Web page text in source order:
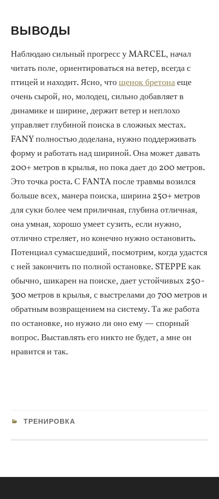
ВЫВОДЫ
Наблюдаю сильный прогресс у MARCEL, начал
читать поле, ориентироваться на ветер, всегда с
птицей и находит. Ясно, чтощенок бретонаеще
очень сырой, но, молодец, сильно добавляет в
динамике и ширине, держит ветер и неплохо
управляет глубиной поиска в сложных местах.
FANY полностью доделана, нужно поддерживать
форму и работать над шириной. Она может давать
200+ метров в крылья, но пока дает до 200 метров.
Это точка роста. С FANTA после травмы возился
больше всех, манера поиска, ширина 250+ метров
для суки более чем приличная, глубина отличная,
она умная, хорошо умеет сузить, если нужно,
отлично стреляет, но конечно нужно остановить.
Потенциал сумасшедший, посмотрим, когда удастся
с ней закончить по полной остановке. STEPPE как
обычно, шикарен на поиске, дает устойчивых 250-
300 метров в крылья, с выстрелами до 700 метров и
обратным возвращением на систему. Та же работа
по остановке, но нужно ли оно ему — спорный
вопрос. Выставлять его никто не будет, а мне он
нравится и так.
ТРЕНИРОВКА